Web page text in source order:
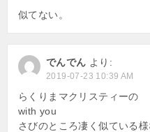
似てない。
でんでん より:
2019-07-23 10:39 AM
らくりまマクリスティーの
with you
さびのところ凄く似ている様